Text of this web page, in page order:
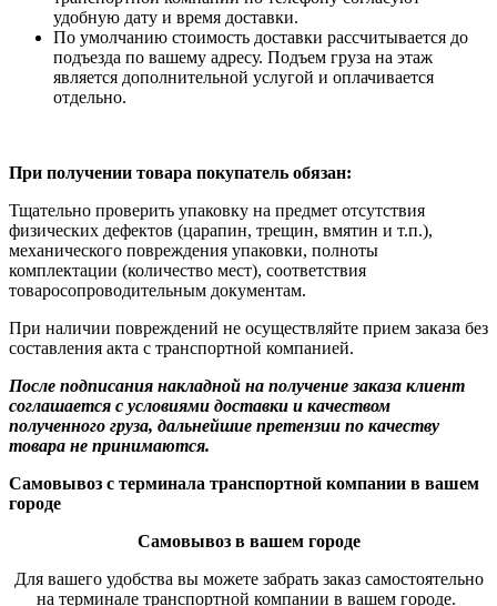
удобную дату и время доставки.
По умолчанию стоимость доставки рассчитывается до
подъезда по вашему адресу. Подъем груза на этаж
является дополнительной услугой и оплачивается
отдельно.
При получении товара покупатель обязан:
Тщательно проверить упаковку на предмет отсутствия
физических дефектов (царапин, трещин, вмятин и т.п.),
механического повреждения упаковки, полноты
комплектации (количество мест), соответствия
товаросопроводительным документам.
При наличии повреждений не осуществляйте прием заказа без
составления акта с транспортной компанией.
После подписания накладной на получение заказа клиент
соглашается с условиями доставки и качеством
полученного груза, дальнейшие претензии по качеству
товара не принимаются.
Самовывоз с терминала транспортной компании в вашем
городе
Самовывоз в вашем городе
Для вашего удобства вы можете забрать заказ самостоятельно
на терминале транспортной компании в вашем городе.